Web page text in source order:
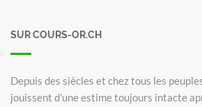
SUR COURS-OR.CH
Depuis des siècles et chez tous les
jouissent d'une estime toujours intacte